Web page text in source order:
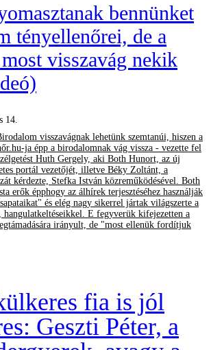
bennünket
tényellenőrei, de a
visszavág nekik
14.
visszavágnak lehetünk szemtanúi, hiszen a
ja épp a birodalomnak vág vissza - vezette fel
Huth Gergely, aki Both Hunort, az új
portál vezetőjét, illetve Béky Zoltánt, a
kérdezte, Stefka István közreműködésével. Both
erők épphogy az álhírek terjesztéséhez használják
és elég nagy sikerrel jártak világszerte a
hangulatkeltéseikkel. E fegyverük kifejezetten a
irányult, de "most ellenük fordítjuk
fia is jól
Geszti Péter, a